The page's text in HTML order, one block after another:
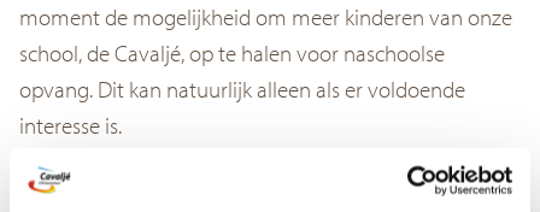
moment de mogelijkheid om meer kinderen van onze
school, de Cavaljé, op te halen voor naschoolse
opvang. Dit kan natuurlijk alleen als er voldoende
interesse is.
Heeft u interesse in naschoolse opvang bij BSO